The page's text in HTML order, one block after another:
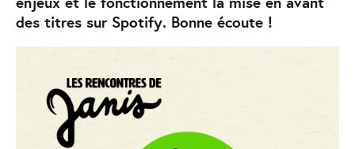
des titres sur Spotify. Bonne écoute !